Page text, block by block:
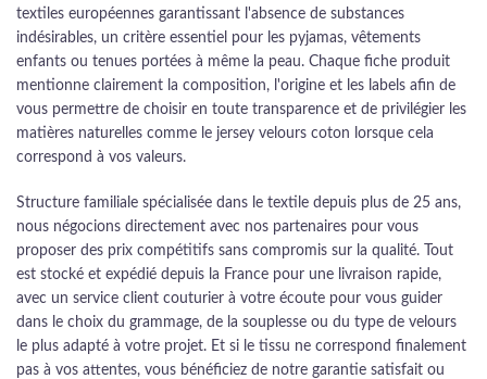
textiles européennes garantissant l'absence de substances
indésirables, un critère essentiel pour les pyjamas, vêtements
enfants ou tenues portées à même la peau. Chaque fiche produit
mentionne clairement la composition, l'origine et les labels afin de
vous permettre de choisir en toute transparence et de privilégier les
matières naturelles comme le jersey velours coton lorsque cela
correspond à vos valeurs.
Structure familiale spécialisée dans le textile depuis plus de 25 ans,
nous négocions directement avec nos partenaires pour vous
proposer des prix compétitifs sans compromis sur la qualité. Tout
est stocké et expédié depuis la France pour une livraison rapide,
avec un service client couturier à votre écoute pour vous guider
dans le choix du grammage, de la souplesse ou du type de velours
le plus adapté à votre projet. Et si le tissu ne correspond finalement
pas à vos attentes, vous bénéficiez de notre garantie satisfait ou